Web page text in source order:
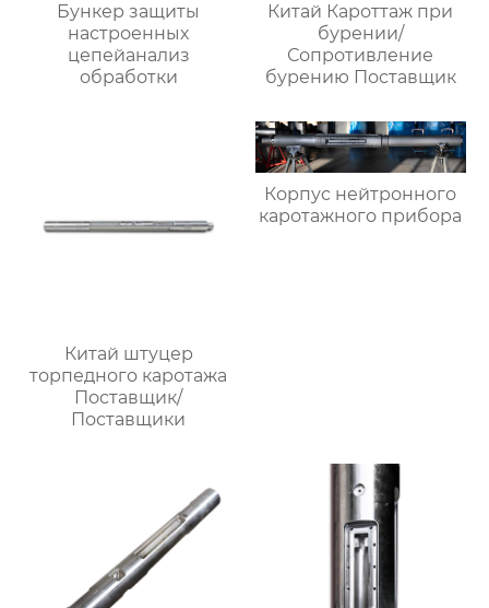
Бункер защиты
настроенных
цепейанализ
обработки
Китай Кароттаж при
бурении/
Сопротивление
бурению Поставщик
Китай штуцер
торпедного каротажа
Поставщик/
Поставщики
Корпус нейтронного
каротажного прибора